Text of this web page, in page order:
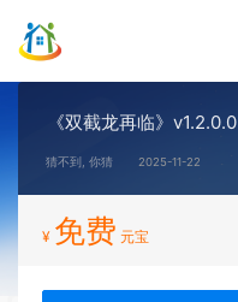
《双截龙再临》v1.2.0.0
猜不到, 你猜 2025-11-22
¥ 免费 元宝